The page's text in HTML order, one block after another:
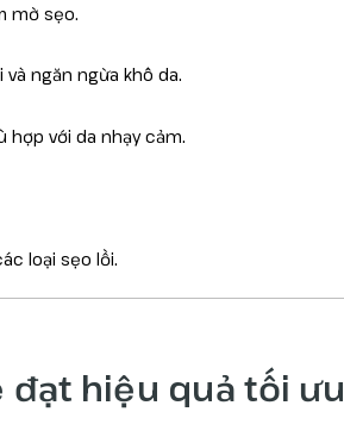
mờ sẹo.
ngăn ngừa khô da.
hợp với da nhạy cảm.
loại sẹo lồi.
đạt hiệu quả tối ưu